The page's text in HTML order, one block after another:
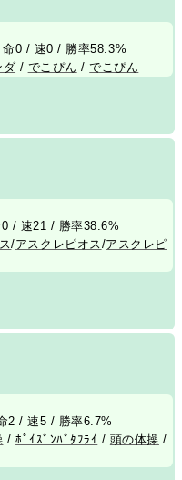
0 / 速0 / 勝率58.3%
ダ / でこぴん /でこぴん
/ 速21 / 勝率38.6%
/アスクレピオス /アスクレピ
2 / 速5 / 勝率6.7%
/ﾎﾟｲｽﾞﾝﾊﾞﾀﾌﾗｲ / 頭の体操 /